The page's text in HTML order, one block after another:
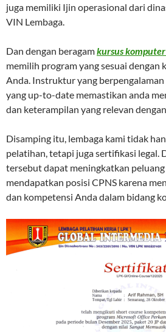
juga memiliki Ijin operasional dari
VIN Lembaga.
Dan dengan beragamkursus komputer
memilih program yang sesuai dengan
Anda. Instruktur yang
yang up-to-date memastikan anda
dan keterampilan yang relevan
Disamping itu, lembaga kami tidak
pelatihan, tetapi juga sertifikasi legal.
tersebut dapat meningkatkan
mendapatkan posisi CPNS karena
dan kompetensi Anda dalam bidang